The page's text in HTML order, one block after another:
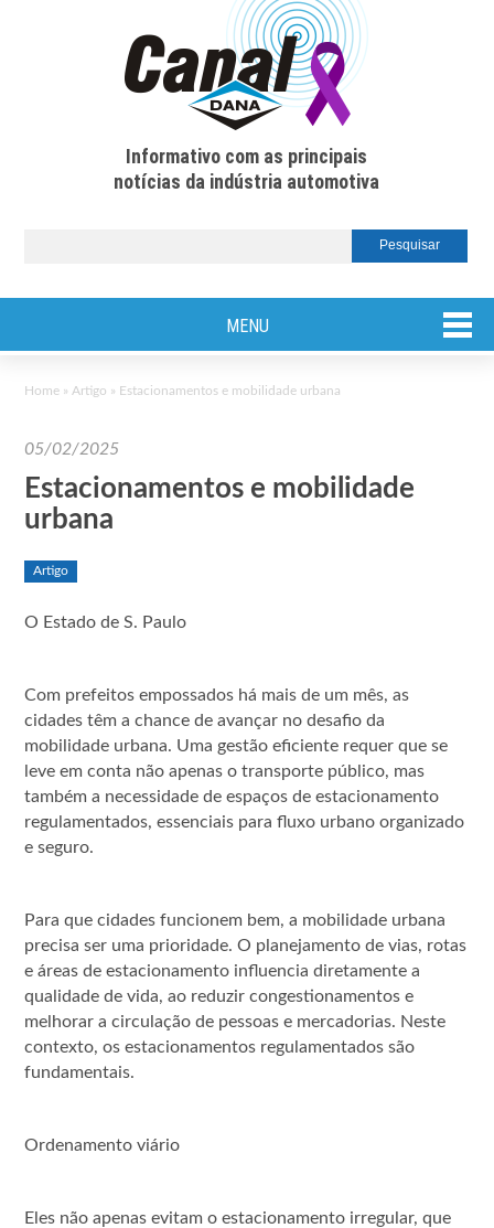
Informativo com as principais
notícias da indústria automotiva
MENU
Home » Artigo » Estacionamentos e mobilidade urbana
05/02/2025
Estacionamentos e mobilidade
urbana
Artigo
O Estado de S. Paulo
Com prefeitos empossados há mais de um mês, as
cidades têm a chance de avançar no desafio da
mobilidade urbana. Uma gestão eficiente requer que se
leve em conta não apenas o transporte público, mas
também a necessidade de espaços de estacionamento
regulamentados, essenciais para fluxo urbano organizado
e seguro.
Para que cidades funcionem bem, a mobilidade urbana
precisa ser uma prioridade. O planejamento de vias, rotas
e áreas de estacionamento influencia diretamente a
qualidade de vida, ao reduzir congestionamentos e
melhorar a circulação de pessoas e mercadorias. Neste
contexto, os estacionamentos regulamentados são
fundamentais.
Ordenamento viário
Eles não apenas evitam o estacionamento irregular, que